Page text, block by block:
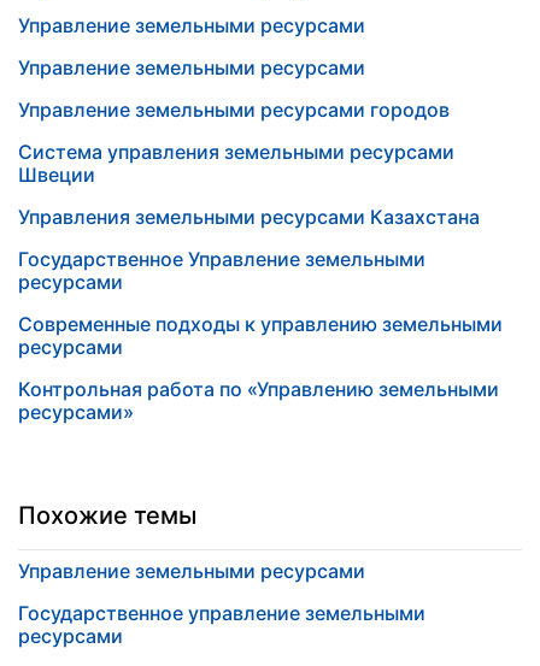
Управление земельными ресурсами
Управление земельными ресурсами
Управление земельными ресурсами городов
Система управления земельными ресурсами
Швеции
Управления земельными ресурсами Казахстана
Государственное Управление земельными
ресурсами
Современные подходы к управлению земельными
ресурсами
Контрольная работа по «Управлению земельными
ресурсами»
Похожие темы
Управление земельными ресурсами
Государственное управление земельными
ресурсами